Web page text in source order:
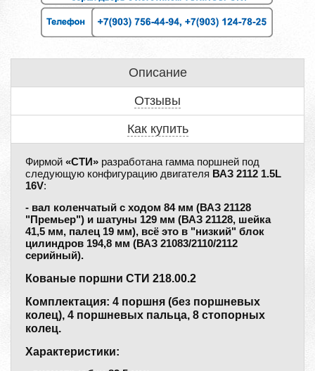
Описание
Отзывы
Как купить
Фирмой «СТИ» разработана гамма поршней под
следующую конфигурацию двигателя ВАЗ 2112 1.5L
16V:
- вал коленчатый с ходом 84 мм (ВАЗ 21128
"Премьер") и шатуны 129 мм (ВАЗ 21128, шейка
41,5 мм, палец 19 мм), всё это в "низкий" блок
цилиндров 194,8 мм (ВАЗ 21083/2110/2112
серийный).
Кованые поршни СТИ 218.00.2
Комплектация: 4 поршня (без поршневых
колец), 4 поршневых пальца, 8 стопорных
колец.
Характеристики: